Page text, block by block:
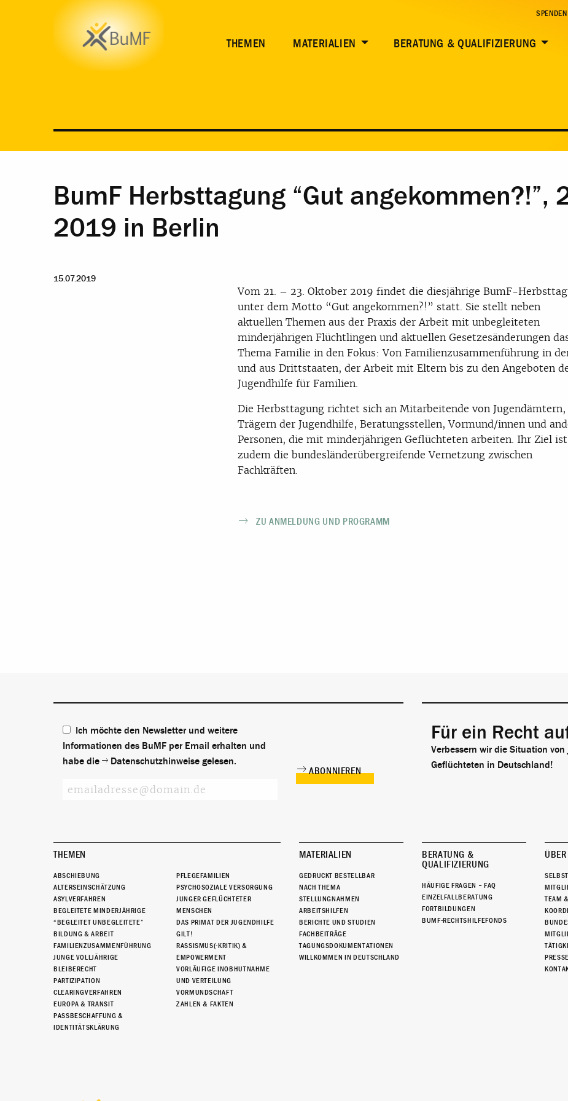
THEMEN MATERIALIEN BERATUNG & QUALIFIZIERUNG
BumF Herbsttagung “Gut angekommen?!”,
2019 in Berlin
15.07.2019
Vom 21. – 23. Oktober 2019 findet die diesjährige BumF-
unter dem Motto “Gut angekommen?!” statt. Sie stellt neben
aktuellen Themen aus der Praxis der Arbeit mit unbegleiteten
minderjährigen Flüchtlingen und aktuellen Gesetzesänderungen
Thema Familie in den Fokus: Von Familienzusammenführung in
und aus Drittstaaten, der Arbeit mit Eltern bis zu den Angeboten
Jugendhilfe für Familien.
Die Herbsttagung richtet sich an Mitarbeitende von Jugendämtern,
Trägern der Jugendhilfe, Beratungsstellen, Vormund/innen und
Personen, die mit minderjährigen Geflüchteten arbeiten. Ihr Ziel ist
zudem die bundesländerübergreifende Vernetzung zwischen
Fachkräften.
ZU ANMELDUNG UND PROGRAMM
Ich möchte den Newsletter und weitere
Informationen des BuMF per Email erhalten und
habe die
Datenschutzhinweise gelesen.
Für ein Recht
Verbessern wir die Situation von
Geflüchteten in Deutschland!
THEMEN
ABSCHIEBUNG
ALTERSEINSCHÄTZUNG
ASYLVERFAHREN
BEGLEITETE MINDERJÄHRIGE
“BEGLEITET UNBEGLEITETE”
BILDUNG & ARBEIT
FAMILIENZUSAMMENFÜHRUNG
JUNGE VOLLJÄHRIGE
BLEIBERECHT
PARTIZIPATION
CLEARINGVERFAHREN
EUROPA & TRANSIT
PASSBESCHAFFUNG &
IDENTITÄTSKLÄRUNG
PFLEGEFAMILIEN
PSYCHOSOZIALE VERSORGUNG
JUNGER GEFLÜCHTETER
MENSCHEN
DAS PRIMAT DER JUGENDHILFE
GILT!
RASSISMUS(-KRITIK) &
EMPOWERMENT
VORLÄUFIGE INOBHUTNAHME
UND VERTEILUNG
VORMUNDSCHAFT
ZAHLEN & FAKTEN
MATERIALIEN
GEDRUCKT BESTELLBAR
NACH THEMA
STELLUNGNAHMEN
ARBEITSHILFEN
BERICHTE UND STUDIEN
FACHBEITRÄGE
TAGUNGSDOKUMENTATIONEN
WILLKOMMEN IN DEUTSCHLAND
BERATUNG &
QUALIFIZIERUNG
HÄUFIGE FRAGEN – FAQ
EINZELFALLBERATUNG
FORTBILDUNGEN
BUMF-RECHTSHILFEFONDS
TEAM
PRESSE